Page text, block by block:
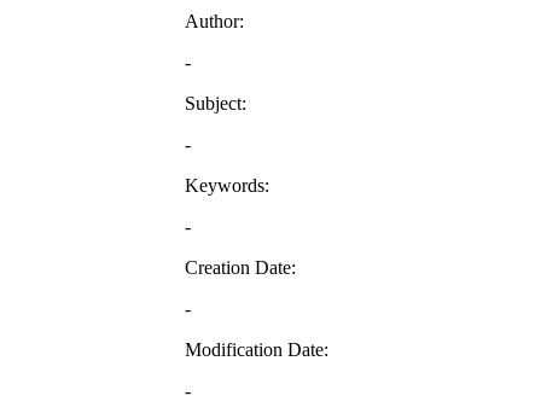
Author:
-
Subject:
-
Keywords:
-
Creation Date:
-
Modification Date:
-